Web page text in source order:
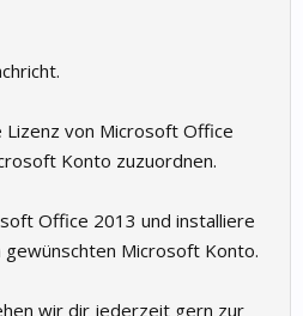
Lizenz von Microsoft Office
Konto zuzuordnen.
Office 2013 und installiere
Microsoft Konto.
wir dir jederzeit gern zur